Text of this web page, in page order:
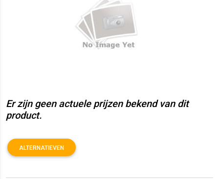
Er zijn geen actuele prijzen bekend van dit
product.
ALTERNATIEVEN